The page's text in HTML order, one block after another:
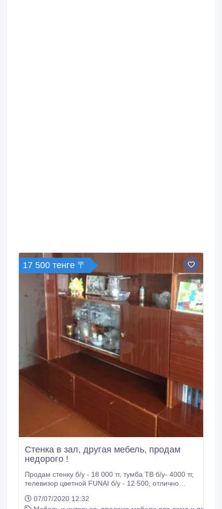
17 500 тенге 〒
Стенка в зал, другая мебель, продам
недорого !
Продам стенку б/у - 18 000 тг, тумба ТВ б/у- 4000 тг,
телевизор цветной FUNAI б/у - 12 500, отлично
состоянии в связи с переездом. Цены адекватные,
07/07/2020 12:32